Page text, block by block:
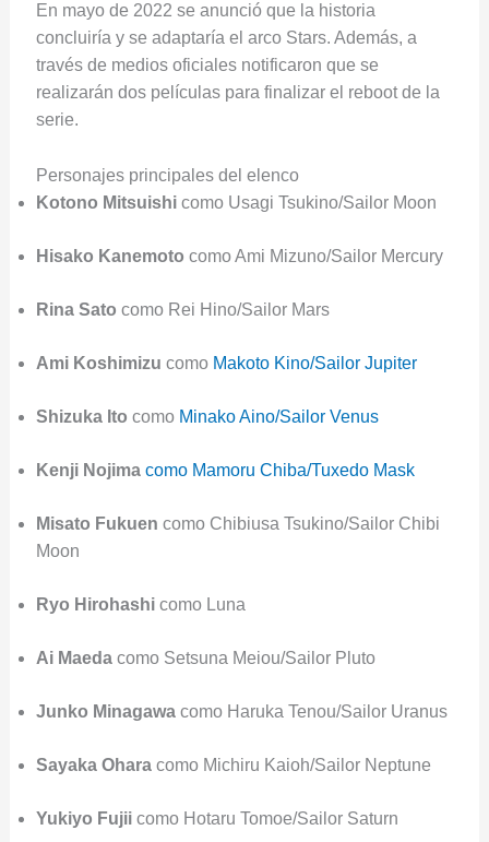
En mayo de 2022 se anunció que la historia
concluiría y se adaptaría el arco Stars. Además, a
través de medios oficiales notificaron que se
realizarán dos películas para finalizar el reboot de la
serie.
Personajes principales del elenco
Kotono Mitsuishi como Usagi Tsukino/Sailor Moon
Hisako Kanemoto como Ami Mizuno/Sailor Mercury
Rina Sato como Rei Hino/Sailor Mars
Ami Koshimizu como Makoto Kino/Sailor Jupiter
Shizuka Ito como Minako Aino/Sailor Venus
Kenji Nojima como Mamoru Chiba/Tuxedo Mask
Misato Fukuen como Chibiusa Tsukino/Sailor Chibi
Moon
Ryo Hirohashicomo Luna
Ai Maedacomo Setsuna Meiou/Sailor Pluto
Junko Minagawacomo Haruka Tenou/Sailor Uranus
Sayaka Oharacomo Michiru Kaioh/Sailor Neptune
Yukiyo Fujiicomo Hotaru Tomoe/Sailor Saturn